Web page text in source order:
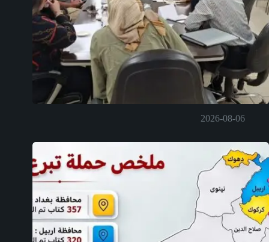
2026-08-06